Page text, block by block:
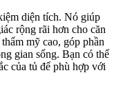
diện tích. Nó giúp
rộng rãi hơn cho căn
mỹ cao, góp phần
gian sống. Bạn có thể
của tủ để phù hợp với